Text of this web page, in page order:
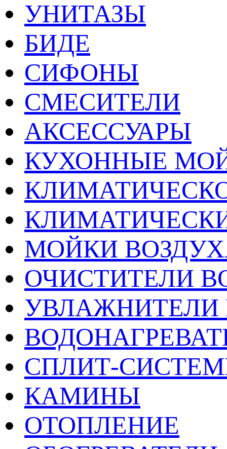
УНИТАЗЫ
БИДЕ
СИФОНЫ
СМЕСИТЕЛИ
АКСЕССУАРЫ
КУХОННЫЕ
МОЙКИ
ОЧИСТИТЕЛИ
УВЛАЖНИТЕЛИ
СПЛИТ-
КАМИНЫ
ОТОПЛЕНИЕ